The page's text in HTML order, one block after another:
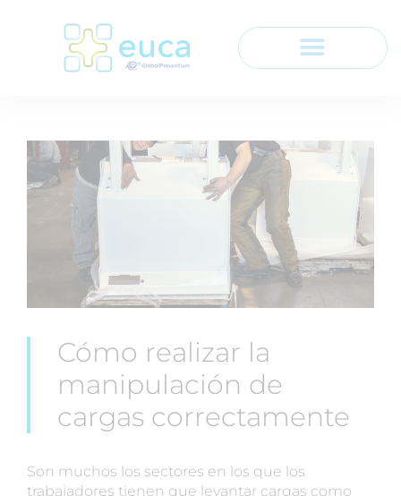
Cómo realizar la
manipulación de
cargas correctamente
Son muchos los sectores en los que los
trabajadores tienen que levantar cargas como